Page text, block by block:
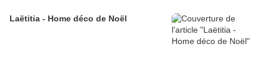
Laëtitia - Home déco de Noël